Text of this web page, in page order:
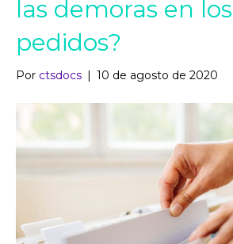
las demoras en los
pedidos?
Por ctsdocs 10 de agosto de 2020